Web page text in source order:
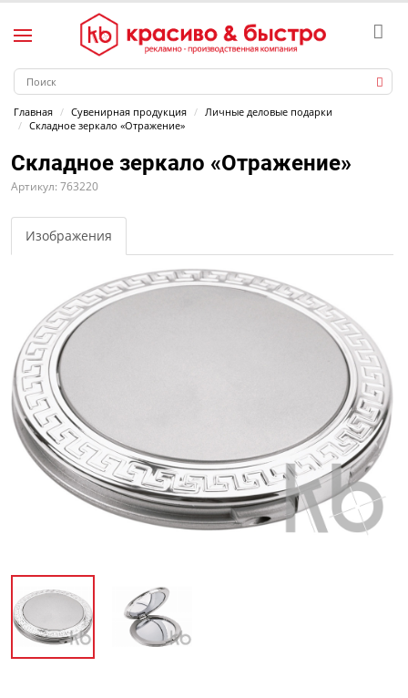
Главная Сувенирная продукция
Личные деловые подарки
Складное зеркало «Отражение»
Складное зеркало «Отражение»
Артикул: 763220
Изображения